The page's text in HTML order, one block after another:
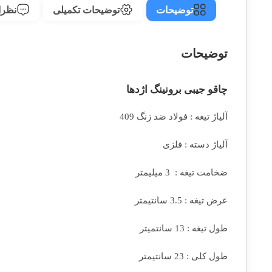
توضیحات توضیحات تکمیلی
توضیحات
چاقو جیبی برونینگ اژدها
آلیاژ تیغه : فولاد ضد زنگ 409
آلیاژ دسته : فلزی
ضخامت تیغه : 3 میلیمتر
عرض تیغه : 3.5 سانتیمتر
طول تیغه : 13 سانتمیتر
طول کلی : 23 سانتیمتر